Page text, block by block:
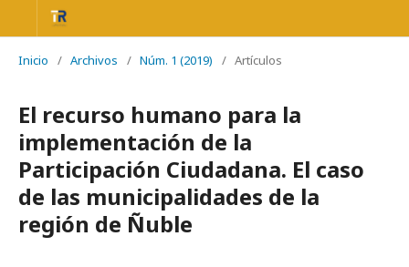
Inicio / Archivos / Núm. 1 (2019) / Artículos
El recurso humano para la
implementación de la
Participación Ciudadana. El caso
de las municipalidades de la
región de Ñuble